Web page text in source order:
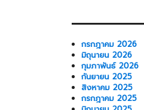
กรกฎาคม 2026
มิถุนายน 2026
กุมภาพันธ์ 2026
กันยายน 2025
สิงหาคม 2025
กรกฎาคม 2025